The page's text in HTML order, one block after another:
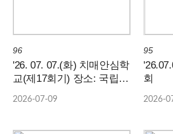
96
'26. 07. 07.(화) 치매안심학
교(제17회기) 장소: 국립나
매안심센터
2026-07-09
95
회
2026-